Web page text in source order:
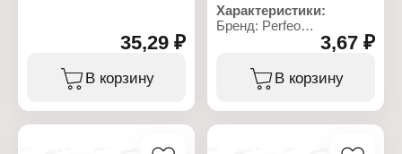
Характеристики:
Бренд: Perfeo
Тип товара: Батарейка
Тип батарейки: 6F22
Рабочее напряжение: 9 В
35,29 ₽
В корзину
Характеристики:
Бренд: Perfeo
Артикул: PF LR621/10BL
Серия: Alkaline Cell
Тип товара: Батарейка
Типоразмер: LR621,
3,67 ₽
В корзину